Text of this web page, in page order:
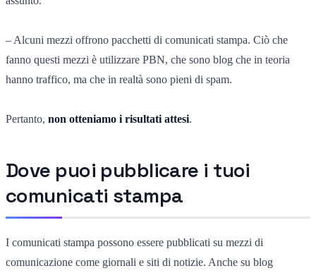
– Alcuni mezzi offrono pacchetti di comunicati stampa. Ciò che
fanno questi mezzi è utilizzare PBN, che sono blog che in teoria
hanno traffico, ma che in realtà sono pieni di spam.
Pertanto, non otteniamo i risultati attesi.
Dove puoi pubblicare i tuoi
comunicati stampa
I comunicati stampa possono essere pubblicati su mezzi di
comunicazione come giornali e siti di notizie. Anche su blog